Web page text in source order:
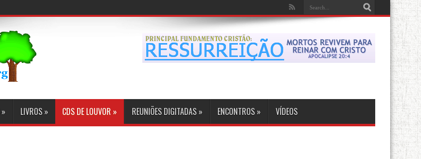
» LIVROS » CDS DE LOUVOR » REUNIÕES DIGITADAS » ENCONTROS » VÍDEOS